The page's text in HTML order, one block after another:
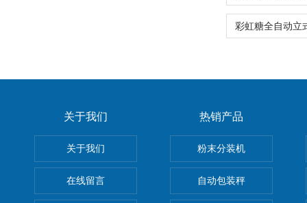
关于我们
关于我们
在线留言
热销产品
粉末分装机
自动包装秤